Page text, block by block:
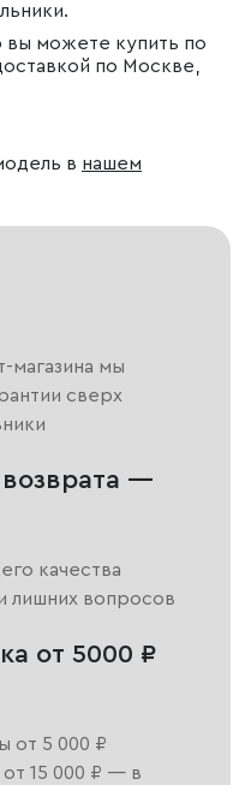
вы можете купить по
по Москве,
в нашем
магазина мы
сверх
—
качества
лишних вопросов
от 5000 ₽
от 5 000 ₽
15 000 ₽ — в